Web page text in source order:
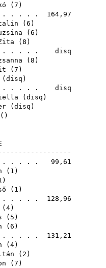
( 7 )
. . . 164,97
( 6 )
( 6 )
( 8 )
. . . . disq
( 8 )
( 7 )
( disq )
. . . . disq
( disq )
( disq )
()
. . . . 99,61
( 1 )
)
( 1 )
. . . 128,96
( 4)
( 5 )
( 6 )
. . . 131,21
( 4)
( 2 )
( 7 )